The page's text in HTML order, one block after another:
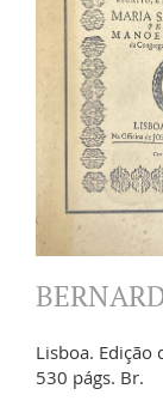
Lisboa. Edição
530 págs. Br.